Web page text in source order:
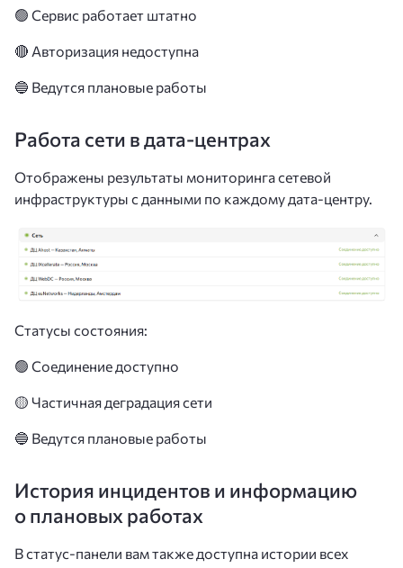
🟢 Сервис работает штатно
🔴 Авторизация недоступна
🔵 Ведутся плановые работы
Работа сети в дата-центрах
Отображены результаты мониторинга сетевой
инфраструктуры с данными по каждому дата-центру.
Статусы состояния:
🟢 Соединение доступно
🟡 Частичная деградация сети
🔵 Ведутся плановые работы
История инцидентов и информацию
о плановых работах
В статус-панели вам также доступна истории всех